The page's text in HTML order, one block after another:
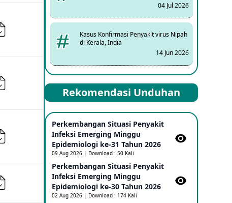
04 Jul 2026
Kasus Konfirmasi Penyakit virus Nipah
di Kerala, India
14 Jun 2026
Kasus Dicurigai Penyakit virus Nipah di
Kerala, India
12 Jun 2026
Mpox Clade 1b di Taiwan
25 May 2026
Update Informasi PHEIC Penyakit
Ebola
23 May 2026
Rekomendasi Unduhan
Perkembangan Situasi Penyakit
Infeksi Emerging Minggu
Epidemiologi ke-31 Tahun 2026
09 Aug 2026 | Download : 50 Kali
Perkembangan Situasi Penyakit
Infeksi Emerging Minggu
Epidemiologi ke-30 Tahun 2026
02 Aug 2026 | Download : 174 Kali